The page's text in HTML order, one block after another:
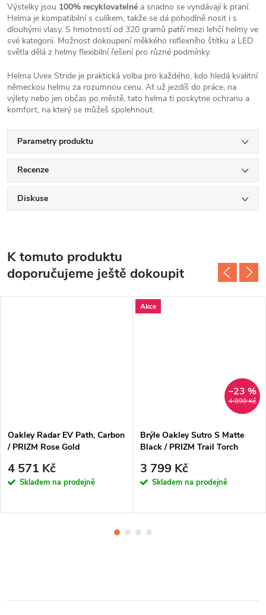
Výstelky jsou 100% recyklovatelné a snadno se vyndávají k praní.
Helma je kompatibilní s culíkem, takže se dá pohodlně nosit i s
dlouhými vlasy. S hmotností od 320 gramů patří mezi lehčí helmy ve
své kategorii. Možnost dokoupení měkkého reflexního štítku a LED
světla dělá z helmy flexibilní řešení pro různé podmínky.
Helma Uvex Stride je praktická volba pro každého, kdo hledá kvalitní
německou helmu za rozumnou cenu. Ať už jezdíš do práce, na
výlety nebo jen občas po městě, tato helma ti poskytne ochranu a
komfort, na který se můžeš spolehnout.
Parametry produktu
Recenze
Diskuse
K tomuto produktu
doporučujeme ještě dokoupit
Oakley Radar EV Path, Carbon
/ PRIZM Rose Gold
4 571 Kč
Skladem na prodejně
Akce
4 990 Kč
–23 %
Brýle Oakley Sutro S Matte
Black / PRIZM Trail Torch
3 799 Kč
Skladem na prodejně